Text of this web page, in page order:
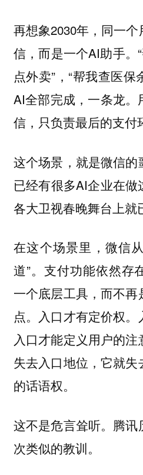
再想象2030年，同一
信，而是一个AI助手。
点外卖”，“帮我查医保
AI全部完成，一条龙
信，只负责最后的支付
这个场景，就是微信
已经有很多AI企业在
各大卫视春晚舞台上就
在这个场景里，微信
道”。支付功能依然存
一个底层工具，而不
点。入口才有定价权。
入口才能定义用户的
失去入口地位，它就
的话语权。
这不是危言耸听。腾
次类似的教训。